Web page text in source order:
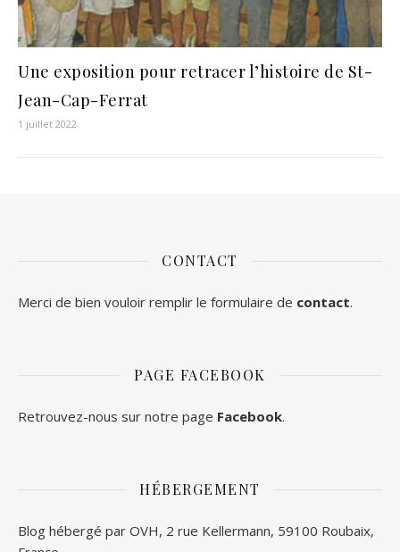
Une exposition pour retracer l’histoire de St-
Jean-Cap-Ferrat
1 juillet 2022
CONTACT
Merci de bien vouloir remplir le formulaire de contact.
PAGE FACEBOOK
Retrouvez-nous sur notre page Facebook.
HÉBERGEMENT
Blog hébergé par OVH, 2 rue Kellermann, 59100 Roubaix,